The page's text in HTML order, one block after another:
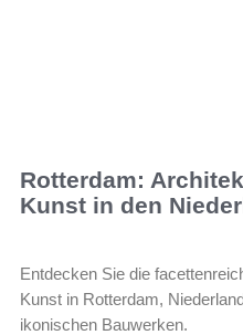
Rotterdam:
Kunst in den
Entdecken Sie die
Kunst in Rotterdam,
ikonischen Bauwerken.